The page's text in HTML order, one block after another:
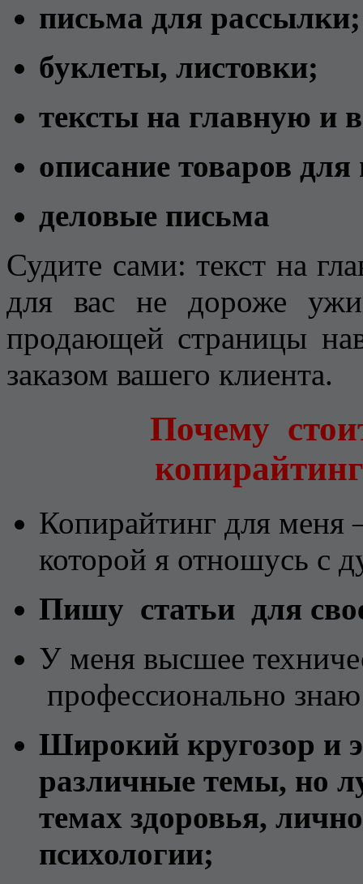
письма для рассылки;
буклеты, листовки;
тексты на главную и
описание товаров
деловые письма
Судите сами: текст на
для вас не дороже
продающей страницы
заказом вашего клиента.
Почему
Копирайтинг для
которой я отношусь с
Пишу статьи для
У меня высшее
профессионально
Широкий кругозор и
различные темы, но
темах здоровья,
психологии;